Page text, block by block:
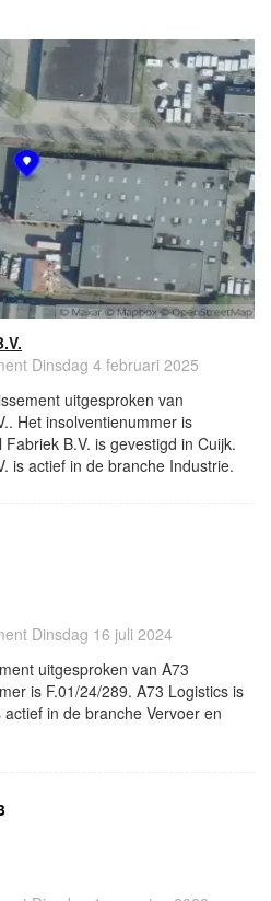
Dinsdag 4 februari 2025
uitgesproken van
Het insolventienummer is
B.V. is gevestigd in Cuijk.
is actief in de branche Industrie.
Dinsdag 16 juli 2024
uitgesproken van A73
is F.01/24/289. A73 Logistics is
in de branche Vervoer en